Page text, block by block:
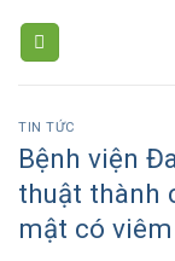
TIN TỨC
Bệnh viện
thuật thành
mật có